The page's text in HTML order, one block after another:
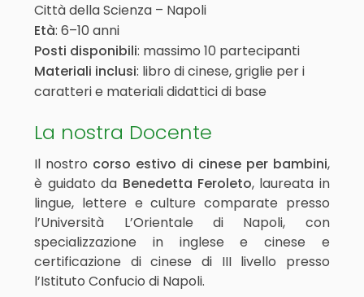
Città della Scienza – Napoli
Età: 6–10 anni
Posti disponibili: massimo 10 partecipanti
Materiali inclusi: libro di cinese, griglie per i
caratteri e materiali didattici di base
La nostra Docente
Il nostro corso estivo di cinese per bambini,
è guidato da Benedetta Feroleto, laureata in
lingue, lettere e culture comparate presso
l’Università L’Orientale di Napoli, con
specializzazione in inglese e cinese e
certificazione di cinese di III livello presso
l’Istituto Confucio di Napoli.